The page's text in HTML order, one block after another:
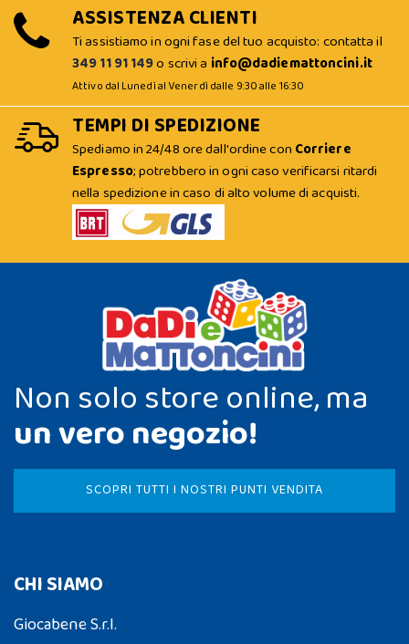
ASSISTENZA CLIENTI
Ti assistiamo in ogni fase del tuo acquisto: contatta il
349 11 91 149o scrivi a info@dadiemattoncini.it
Attivo dal Lunedì al Venerdì dalle 9:30 alle 16:30
TEMPI DI SPEDIZIONE
Spediamo in 24/48 ore dall'ordine con Corriere
Espresso; potrebbero in ogni caso verificarsi ritardi
nella spedizione in caso di alto volume di acquisti.
Non solo store online, ma
un vero negozio!
SCOPRI TUTTI I NOSTRI PUNTI VENDITA
CHI SIAMO
Giocabene S.r.l.